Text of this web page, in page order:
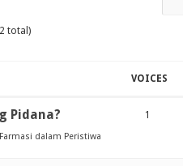
total)
VOICES
Pidana?
Farmasi dalam Peristiwa
1